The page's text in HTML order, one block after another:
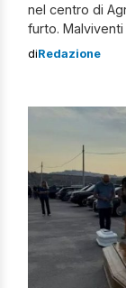
nel centro di
furto.
un’anziana –
diRedazione